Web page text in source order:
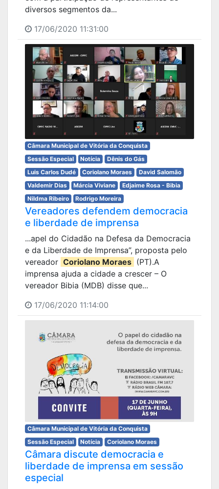
diversos segmentos da...
17/06/2020 11:31:00
Câmara Municipal de Vitória da Conquista
Sessão Especial
Notícia
Dênis do Gás
Luis Carlos Dudé
Coriolano Moraes
David Salomão
Valdemir Dias
Márcia Viviane
Edjaime Rosa - Bibia
Nildma Ribeiro
Rodrigo Moreira
Vereadores defendem democracia
e liberdade de imprensa
...apel do Cidadão na Defesa da Democracia
e da Liberdade de Imprensa”, proposta pelo
vereador Coriolano Moraes (PT).A
imprensa ajuda a cidade a crescer – O
vereador Bibia (MDB) disse que...
17/06/2020 11:14:00
Câmara Municipal de Vitória da Conquista
Sessão Especial
Notícia Coriolano Moraes
Câmara discute democracia e
liberdade de imprensa em sessão
especial